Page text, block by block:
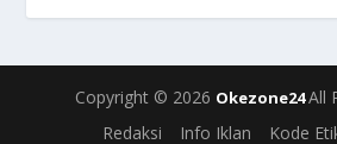
Copyright © 2026 Okezone24All
Redaksi
Info Iklan Kode